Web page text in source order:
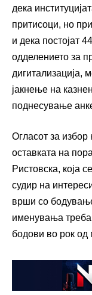
дека
притисоци, но
и дека постојат
одделението за
дигитализација,
јакнење на
поднесување
Огласот за
оставката на
Ристовска, која
судир на
врши со
именувања треба
бодови во рок од